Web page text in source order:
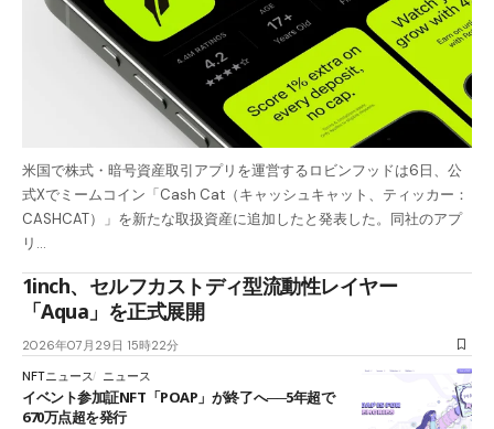
米国で株式・暗号資産取引アプリを運営するロビンフッドは6日、公
式Xでミームコイン「Cash Cat（キャッシュキャット、ティッカー：
CASHCAT）」を新たな取扱資産に追加したと発表した。同社のアプ
リ…
1inch、セルフカストディ型流動性レイヤー
「Aqua」を正式展開
2026年07月29日 15時22分
NFTニュース
ニュース
イベント参加証NFT「POAP」が終了へ──5年超で
670万点超を発行